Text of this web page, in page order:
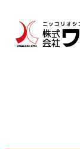
部品のピッキン